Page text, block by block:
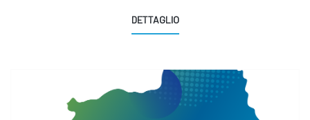
DETTAGLIO